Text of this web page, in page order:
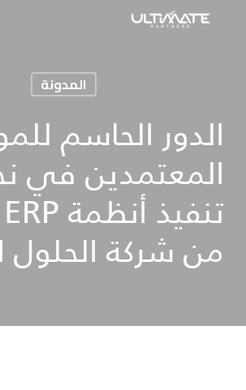
المدونة
الدور الحاسم
المعتمدين في
من شركة الحلول